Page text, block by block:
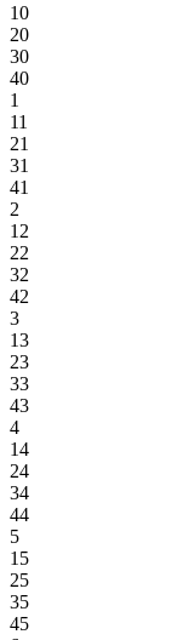
10
20
30
40
1
11
21
31
41
2
12
22
32
42
3
13
23
33
43
4
14
24
34
44
5
15
25
35
45